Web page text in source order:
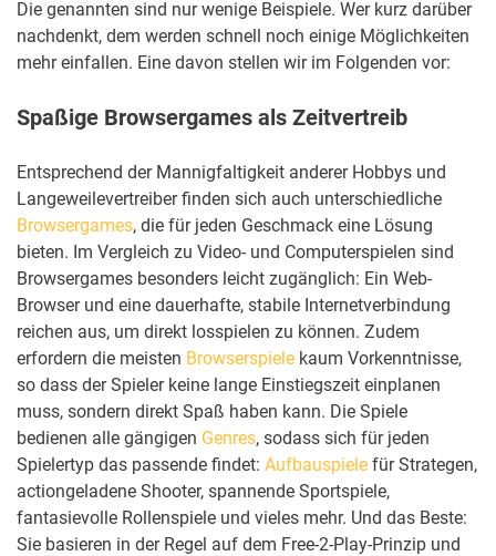
Die genannten sind nur wenige Beispiele. Wer kurz darüber
nachdenkt, dem werden schnell noch einige Möglichkeiten
mehr einfallen. Eine davon stellen wir im Folgenden vor:
Spaßige Browsergames als Zeitvertreib
Entsprechend der Mannigfaltigkeit anderer Hobbys und
Langeweilevertreiber finden sich auch unterschiedliche
Browsergames, die für jeden Geschmack eine Lösung
bieten. Im Vergleich zu Video- und Computerspielen sind
Browsergames besonders leicht zugänglich: Ein Web-
Browser und eine dauerhafte, stabile Internetverbindung
reichen aus, um direkt losspielen zu können. Zudem
erfordern die meisten Browserspiele kaum Vorkenntnisse,
so dass der Spieler keine lange Einstiegszeit einplanen
muss, sondern direkt Spaß haben kann. Die Spiele
bedienen alle gängigen Genres, sodass sich für jeden
Spielertyp das passende findet: Aufbauspiele für Strategen,
actiongeladene Shooter, spannende Sportspiele,
fantasievolle Rollenspiele und vieles mehr. Und das Beste:
Sie basieren in der Regel auf dem Free-2-Play-Prinzip und